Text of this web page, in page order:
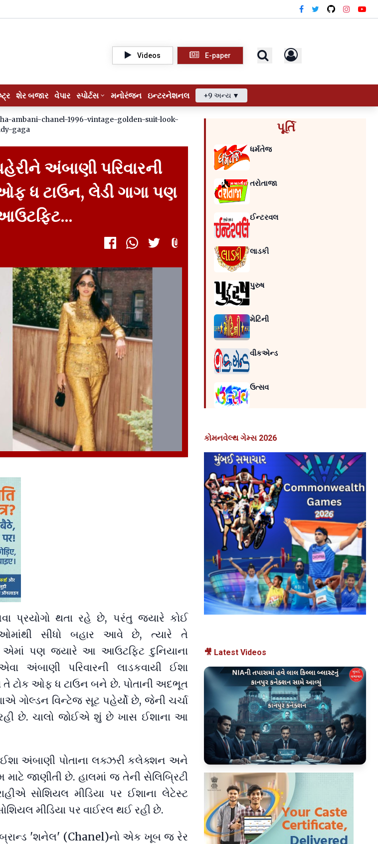
Videos E-paper
શેર બજાર વેપાર સ્પોર્ટસ મનોરંજન ઇન્ટરનેશનલ +9 અન્ય ▼
ambani-chanel-1996-vintage-golden-suit-look-
gaga
અંબાણી પરિવારની
ધ ટાઉન, લેડી ગાગા પણ
પ્રયોગો થતા રહે છે, પરંતુ જ્યારે કોઈ
સીધો બહાર આવે છે, ત્યારે તે
પણ જ્યારે આ આઉટફિટ દુનિયાના
અંબાણી પરિવારની લાડકવાયી ઈશા
તે ટોક ઓફ ધ ટાઉન બને છે. પોતાની અદભૂત
ગોલ્ડન વિન્ટેજ સૂટ પહેર્યો છે, જેની ચર્ચા
છે. ચાલો જોઈએ શું છે ખાસ ઈશાના આ
ઈશા અંબાણી પોતાના લક્ઝરી કલેક્શન અને
જાણીતી છે. હાલમાં જ તેની સેલિબ્રિટી
સોશિયલ મીડિયા પર ઈશાના લેટેસ્ટ
મીડિયા પર વાઈરલ થઈ રહી છે.
બ્રાન્ડ 'શનેલ' (Chanel)નો એક ખૂબ જ રેર
પૂર્તિ
ધર્મતેજ
તરોતાજા
ઈન્ટરવલ
લાડકી
પુરુષ
મેટિની
વીકએન્ડ
ઉત્સવ
કોમનવેલ્થ ગેમ્સ 2026
🎥 Latest Videos
▶